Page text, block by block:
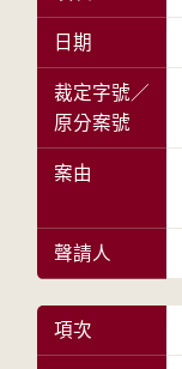
日期
裁定字號／
原分案號
案由
聲請人
項次